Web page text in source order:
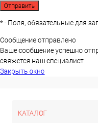
*- Поля, обязательные для
Сообщение отправлено
Ваше сообщение успешно
свяжется наш специалист
Закрыть окно
КАТАЛОГ